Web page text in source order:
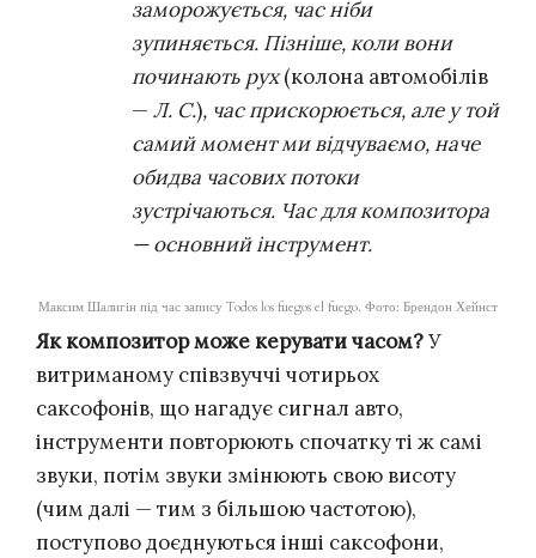
заморожується, час ніби
зупиняється. Пізніше, коли вони
починають рух(колона автомобілів
— Л. С.), час прискорюється, але у той
самий момент ми відчуваємо, наче
обидва часових потоки
зустрічаються. Час для композитора
— основний інструмент.
Максим Шалигін під час запису Todos los fuegos el fuego. Фото: Брендон Хейнст
Як композитор може керувати часом?У
витриманому співзвуччі чотирьох
саксофонів, що нагадує сигнал авто,
інструменти повторюють спочатку ті ж самі
звуки, потім звуки змінюють свою висоту
(чим далі — тим з більшою частотою),
поступово доєднуються інші саксофони,